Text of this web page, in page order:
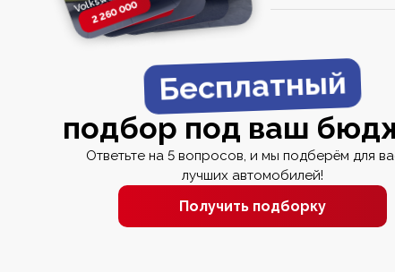
2 260 0002 820 000
2 820 0002 670 000
Бесплатный
подбор под ваш
Ответьте на 5 вопросов, и мы подберём для
лучших автомобилей!
Получить подборку